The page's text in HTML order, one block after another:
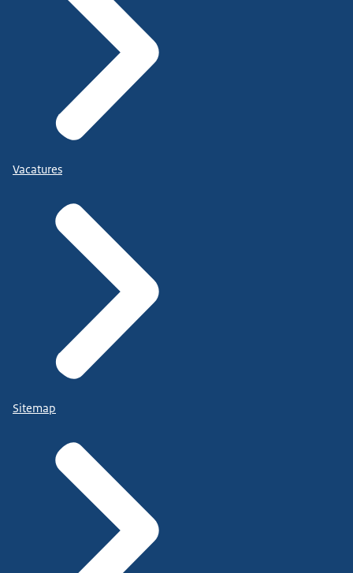
Vacatures
Sitemap